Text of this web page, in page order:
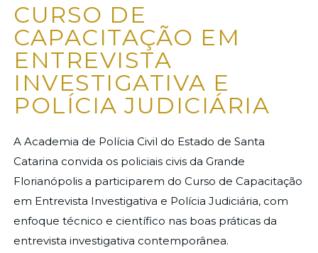
CURSO DE
CAPACITAÇÃO EM
ENTREVISTA
INVESTIGATIVA E
POLÍCIA JUDICIÁRIA
A Academia de Polícia Civil do Estado de Santa
Catarina convida os policiais civis da Grande
Florianópolis a participarem do Curso de Capacitação
em Entrevista Investigativa e Polícia Judiciária, com
enfoque técnico e científico nas boas práticas da
entrevista investigativa contemporânea.